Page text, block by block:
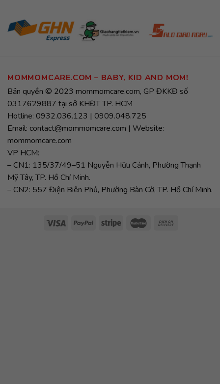
MOMMOMCARE.COM – BABY, KID AND MOM!
Bản quyền © 2023 mommomcare.com, GP ĐKKĐ số
0317629887 tại sở KHĐT TP. HCM
Hotline: 0932.036.123 | 0909.048.725
Email: contact@mommomcare.com | Website:
mommomcare.com
VP HCM:
– CN1: 135/37/49–51 Nguyễn Hữu Cảnh, Phường Thạnh
Mỹ Tây, TP. Hồ Chí Minh.
– CN2: 557 Điện Biên Phủ, Phường Bàn Cờ, TP. Hồ Chí Minh.